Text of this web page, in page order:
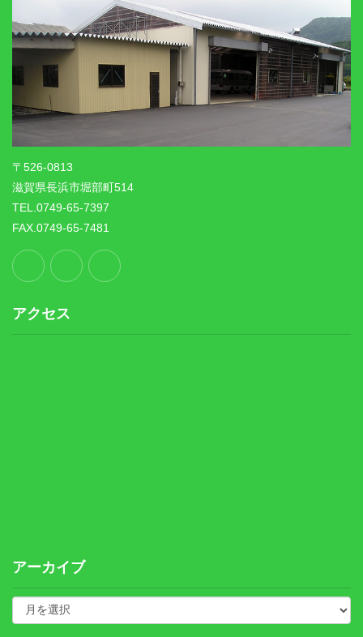
〒526-0813
滋賀県長浜市堀部町514
TEL.0749-65-7397
FAX.0749-65-7481
アクセス
アーカイブ